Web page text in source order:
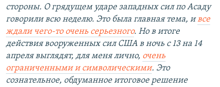
стороны. О грядущем ударе западных сил по Асаду
говорили всю неделю. Это была главная тема, ивсе
ждали чего-то очень серьезного. Но в итоге
действия вооруженных сил США в ночь с 13 на 14
апреля выглядят, для меня лично, очень
ограниченными и символическими. Это
сознательное, обдуманное итоговое решение